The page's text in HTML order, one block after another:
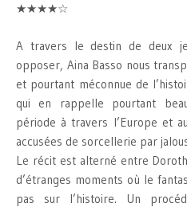
★★★★☆
A travers le destin de deux
opposer, Aina Basso nous
et pourtant méconnue de
qui en rappelle pourtant
période à travers l’Europe et
accusées de sorcellerie par
Le récit est alterné entre
d’étranges moments où le
pas sur l’histoire. Un